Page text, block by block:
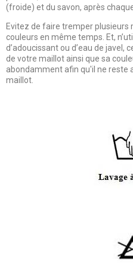
(froide) et du savon, après
Evitez de faire tremper
couleurs en même temps. Et,
d’adoucissant ou d’eau de javel,
de votre maillot ainsi que sa
abondamment afin qu'il ne reste
maillot.